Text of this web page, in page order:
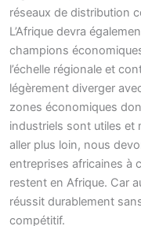
réseaux de distribution
L’Afrique devra
champions
l’échelle régionale et
légèrement diverger
zones économiques
industriels sont utiles et
aller plus loin, nous
entreprises africaines à
restent en Afrique. Car
réussit durablement
compétitif.